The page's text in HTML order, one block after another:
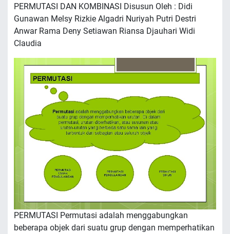
PERMUTASI DAN KOMBINASI Disusun Oleh : Didi
Gunawan Melsy Rizkie Algadri Nuriyah Putri Destri
Anwar Rama Deny Setiawan Riansa Djauhari Widi
Claudia
PERMUTASI Permutasi adalah menggabungkan
beberapa objek dari suatu grup dengan memperhatikan